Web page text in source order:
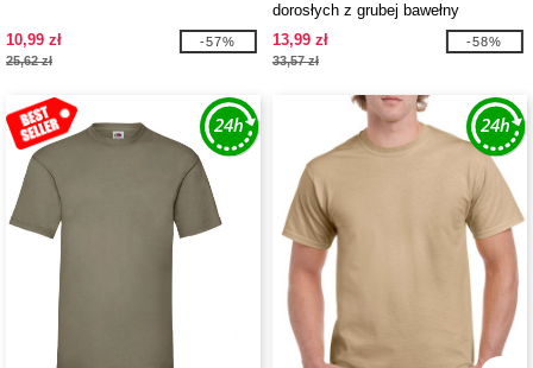
10,99 zł
25,62 zł
-57%
dorosłych z grubej bawełny
13,99 zł
33,57 zł
-58%